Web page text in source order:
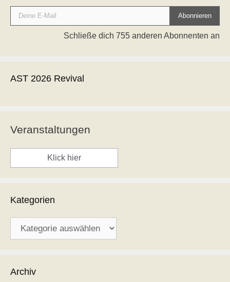
Deine E-Mail
Abonnieren
Schließe dich 755 anderen Abonnenten an
AST 2026 Revival
Veranstaltungen
Klick hier
Kategorien
Archiv